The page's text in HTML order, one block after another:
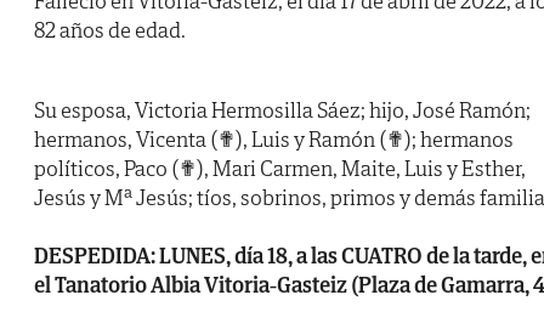
82 años de edad.
Su esposa, Victoria Hermosilla Sáez; hijo, José Ramón;
hermanos, Vicenta (✟), Luis y Ramón (✟); hermanos
políticos, Paco (✟), Mari Carmen, Maite, Luis y Esther,
Jesús y Mª Jesús; tíos, sobrinos, primos y demás
DESPEDIDA: LUNES, día 18, a las CUATRO de la tarde,
el Tanatorio Albia Vitoria-Gasteiz (Plaza de Gamarra,